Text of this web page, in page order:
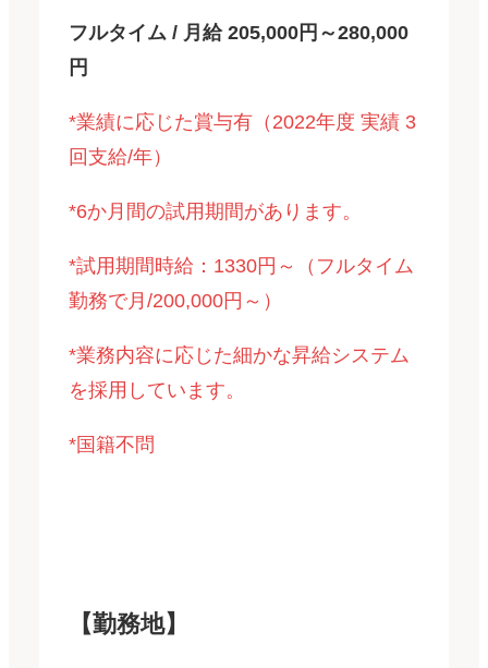
フルタイム / 月給 205,000円～280,000
円
*業績に応じた賞与有（2022年度 実績 3
回支給/年）
*6か月間の試用期間があります。
*試用期間時給：1330円～（フルタイム
勤務で月/200,000円～）
*業務内容に応じた細かな昇給システム
を採用しています。
*国籍不問
【勤務地】